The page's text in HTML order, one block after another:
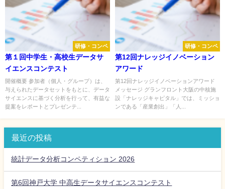
研修・コンペ
第１回中学生・高校生データサ
イエンスコンテスト
開催概要 参加者（個人・グループ）は、
与えられたデータセットをもとに、データ
サイエンスに基づく分析を行って、有益な
提案をレポートとプレゼンテ...
研修・コンペ
第12回ナレッジイノベーション
アワード
第12回ナレッジイノベーションアワード
メッセージ グランフロント大阪の中核施
設「ナレッジキャピタル」では、ミッショ
ンである「産業創出」「人...
最近の投稿
統計データ分析コンペティション 2026
第6回神戸大学 中高生データサイエンスコンテスト